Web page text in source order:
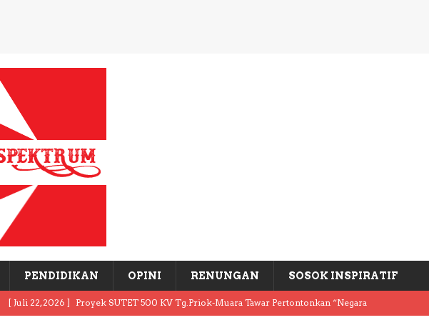
PENDIDIKAN OPINI RENUNGAN SOSOK INSPIRATIF
[ Juli 22, 2026 ] Proyek SUTET 500 KV Tg.Priok-Muara Tawar Pertontonkan “Negara